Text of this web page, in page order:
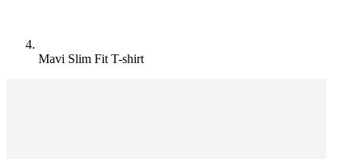
Mavi Slim Fit T-shirt